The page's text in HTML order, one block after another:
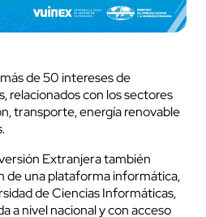
de 50 intereses de
relacionados con los sectores
transporte, energía renovable
Extranjera también
de una plataforma informática,
de Ciencias Informáticas,
a nivel nacional y con acceso